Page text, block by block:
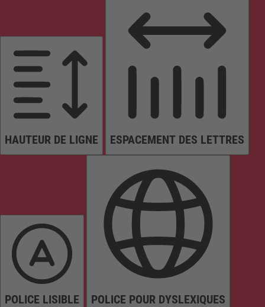
HAUTEUR DE LIGNE ESPACEMENT DES LETTRES
POLICE LISIBLE POLICE POUR DYSLEXIQUES